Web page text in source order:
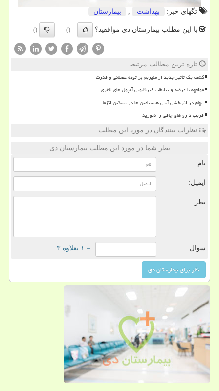
تگهای خبر: بهداشت بیمارستان
با این مطلب بیمارستان دی موافقید؟ ()
()
تازه ترین مطالب مرتبط
کشف یک تأثیر جدید از منیزیم بر توده عضلانی و قدرت
مواجهه با عرضه و تبلیغات غیرقانونی آمپول های لاغری
ابهام در اثربخشی آنتی هیستامین ها در تسکین اگزما
فریب دارو های چاقی را نخورید
نظرات بینندگان در مورد این مطلب
نظر شما در مورد این مطلب بیمارستان دی
نام:
ایمیل:
نظر:
سوال: = ۱ بعلاوه ۳